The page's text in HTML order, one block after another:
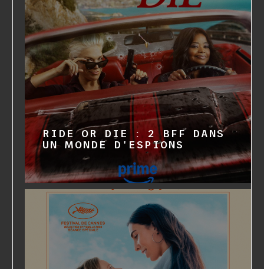
RIDE OR DIE : 2 BFF DANS
UN MONDE D'ESPIONS